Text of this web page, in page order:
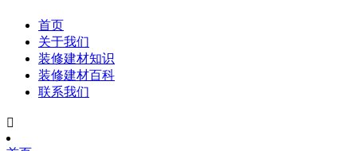
首页
关于我们
装修建材知识
装修建材百科
联系我们
